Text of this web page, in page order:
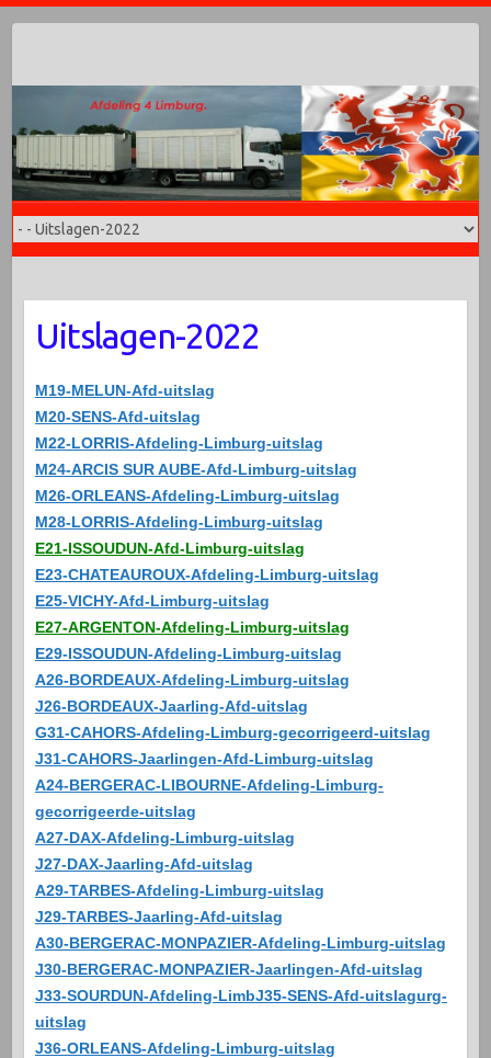
Uitslagen-2022
M19-MELUN-Afd-uitslag
M20-SENS-Afd-uitslag
M22-LORRIS-Afdeling-Limburg-uitslag
M24-ARCIS SUR AUBE-Afd-Limburg-uitslag
M26-ORLEANS-Afdeling-Limburg-uitslag
M28-LORRIS-Afdeling-Limburg-uitslag
E21-ISSOUDUN-Afd-Limburg-uitslag
E23-CHATEAUROUX-Afdeling-Limburg-uitslag
E25-VICHY-Afd-Limburg-uitslag
E27-ARGENTON-Afdeling-Limburg-uitslag
E29-ISSOUDUN-Afdeling-Limburg-uitslag
A26-BORDEAUX-Afdeling-Limburg-uitslag
J26-BORDEAUX-Jaarling-Afd-uitslag
G31-CAHORS-Afdeling-Limburg-gecorrigeerd-uitslag
J31-CAHORS-Jaarlingen-Afd-Limburg-uitslag
A24-BERGERAC-LIBOURNE-Afdeling-Limburg-
gecorrigeerde-uitslag
A27-DAX-Afdeling-Limburg-uitslag
J27-DAX-Jaarling-Afd-uitslag
A29-TARBES-Afdeling-Limburg-uitslag
J29-TARBES-Jaarling-Afd-uitslag
A30-BERGERAC-MONPAZIER-Afdeling-Limburg-uitslag
J30-BERGERAC-MONPAZIER-Jaarlingen-Afd-uitslag
J33-SOURDUN-Afdeling-LimbJ35-SENS-Afd-uitslagurg-
uitslag
J36-ORLEANS-Afdeling-Limburg-uitslag